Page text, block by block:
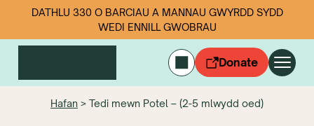
DATHLU 330 O BARCIAU A MANNAU GWYRDD SYDD
WEDI ENNILL GWOBRAU
Donate
Hafan > Tedi mewn Potel – (2-5 mlwydd oed)
ENGLISH